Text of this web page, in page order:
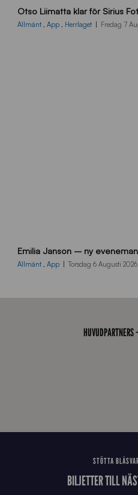
L
_
Otso Liimatta klar för Sirius
Allmänt App Herrlaget Fredag 7
0
0
Emilia Janson – ny
Allmänt , App Torsdag 6 Augusti 2026
HUVUDPARTNERS
STÖTTA
BILJETTER TILL